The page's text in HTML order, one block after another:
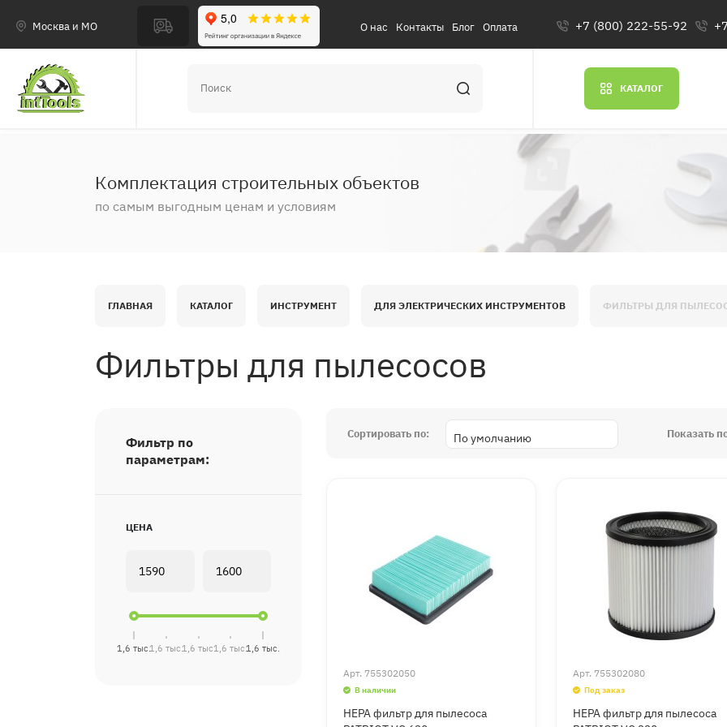
Москва и МО О нас Контакты Блог Оплата +7 (800) 222-55-92
КАТАЛОГ
Комплектация строительных объектов
по самым выгодным ценам и условиям
ГЛАВНАЯ КАТАЛОГ ИНСТРУМЕНТ ДЛЯ ЭЛЕКТРИЧЕСКИХ ИНСТРУМЕНТОВ ФИЛЬТРЫ ДЛЯ
Фильтры для пылесосов
Фильтр по
параметрам:
ЦЕНА
1,6 тыс.1,6 тыс.1,6 тыс.1,6 тыс.1,6 тыс.
Сортировать по: Показать
Арт. 755302050
В наличии
HEPA фильтр для пылесоса
Арт. 755302080
Под заказ
НEPA фильтр для пылесоса